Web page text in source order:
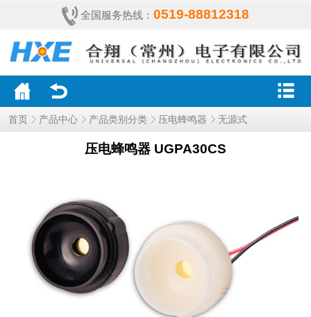
全国服务热线： 0519-88812318
首页 产品中心 产品类别分类 压电蜂鸣器 无源式
压电蜂鸣器 UGPA30CS